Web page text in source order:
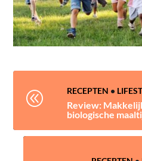
@ RECEPTEN •
Review:
biologische